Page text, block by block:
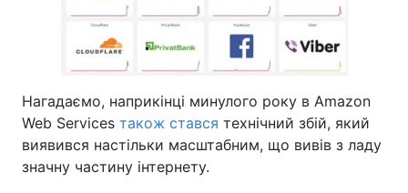
Тема оформлення
Нагадаємо, наприкінці минулого року в Amazon
Web Services також стався технічний збій, який
виявився настільки масштабним, що вивів з ладу
значну частину інтернету.